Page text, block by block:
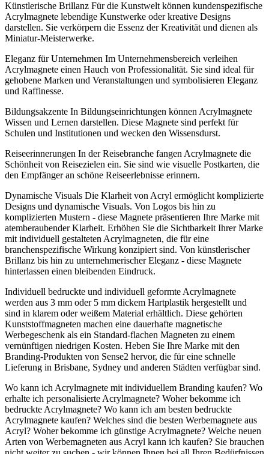
Künstlerische Brillanz Für die Kunstwelt können kundenspezifische
Acrylmagnete lebendige Kunstwerke oder kreative Designs
darstellen. Sie verkörpern die Essenz der Kreativität und dienen als
Miniatur-Meisterwerke.
Eleganz für Unternehmen Im Unternehmensbereich verleihen
Acrylmagnete einen Hauch von Professionalität. Sie sind ideal für
gehobene Marken und Veranstaltungen und symbolisieren Eleganz
und Raffinesse.
Bildungsakzente In Bildungseinrichtungen können Acrylmagnete
Wissen und Lernen darstellen. Diese Magnete sind perfekt für
Schulen und Institutionen und wecken den Wissensdurst.
Reiseerinnerungen In der Reisebranche fangen Acrylmagnete die
Schönheit von Reisezielen ein. Sie sind wie visuelle Postkarten, die
den Empfänger an schöne Reiseerlebnisse erinnern.
Dynamische Visuals Die Klarheit von Acryl ermöglicht komplizierte
Designs und dynamische Visuals. Von Logos bis hin zu
komplizierten Mustern - diese Magnete präsentieren Ihre Marke mit
atemberaubender Klarheit. Erhöhen Sie die Sichtbarkeit Ihrer Marke
mit individuell gestalteten Acrylmagneten, die für eine
branchenspezifische Wirkung konzipiert sind. Von künstlerischer
Brillanz bis hin zu unternehmerischer Eleganz - diese Magnete
hinterlassen einen bleibenden Eindruck.
Individuell bedruckte und individuell geformte Acrylmagnete
werden aus 3 mm oder 5 mm dickem Hartplastik hergestellt und
sind in klarem oder weißem Material erhältlich. Diese gehörten
Kunststoffmagneten machen eine dauerhafte magnetische
Werbegeschenk als ein Standard-flachen Magneten zu einem
vernünftigen niedrigen Kosten. Heben Sie Ihre Marke mit den
Branding-Produkten von Sense2 hervor, die für eine schnelle
Lieferung in Brisbane, Sydney und anderen Städten verfügbar sind.
Wo kann ich Acrylmagnete mit individuellem Branding kaufen? Wo
erhalte ich personalisierte Acrylmagnete? Woher bekomme ich
bedruckte Acrylmagnete? Wo kann ich am besten bedruckte
Acrylmagnete kaufen? Welches sind die besten Werbemagnete aus
Acryl? Woher bekomme ich günstige Acrylmagnete? Welche neuen
Arten von Werbemagneten aus Acryl kann ich kaufen? Sie brauchen